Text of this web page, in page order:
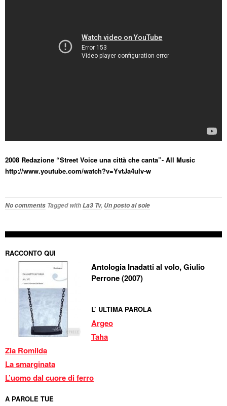
2008 Redazione “Street Voice una città che canta”- All Music
http://www.youtube.com/watch?v=YvtJa4ulv-w
No comments Tagged withLa3 Tv, Un posto al sole
RACCONTO QUI
Antologia Inadatti al volo, Giulio
Perrone (2007)
L’ ULTIMA PAROLA
Argeo
Taha
Zia Romilda
La smarginata
L’uomo dal cuore di ferro
A PAROLE TUE